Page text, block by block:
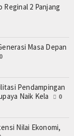
Reginal 2 Panjang
Masa Depan
0
Pendampingan
Naik Kela
0
Nilai Ekonomi,